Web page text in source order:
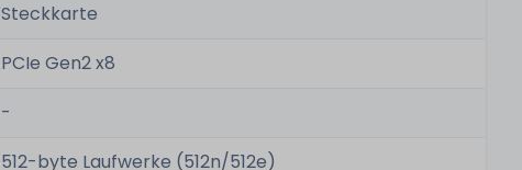
Steckkarte
PCIe Gen2 x8
-
512-byte Laufwerke (512n/512e)